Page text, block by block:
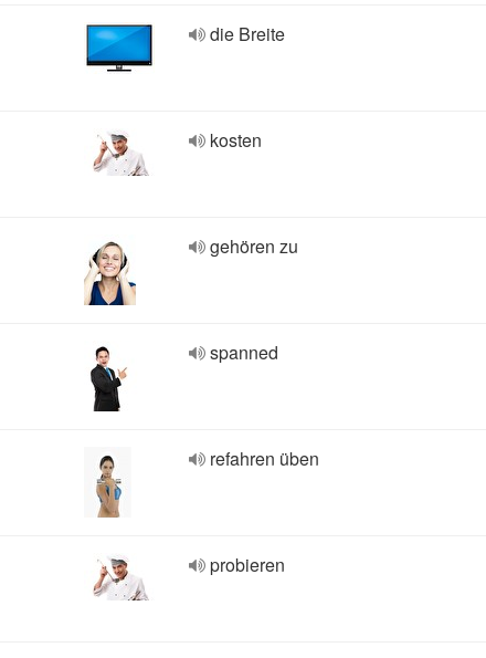
die Breite
kosten
gehören zu
spanned
refahren üben
probieren